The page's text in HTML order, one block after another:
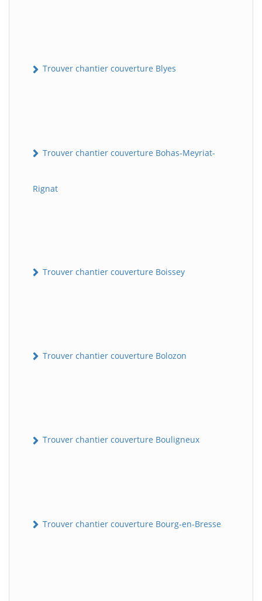
Trouver chantier couverture Blyes
Trouver chantier couverture Bohas-Meyriat-
Rignat
Trouver chantier couverture Boissey
Trouver chantier couverture Bolozon
Trouver chantier couverture Bouligneux
Trouver chantier couverture Bourg-en-Bresse